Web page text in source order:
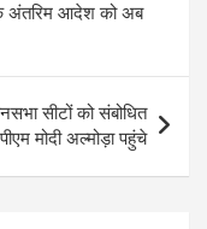
के अंतरिम आदेश को अब
सीटों को संबोधित
मोदी अल्मोड़ा पहुंचे